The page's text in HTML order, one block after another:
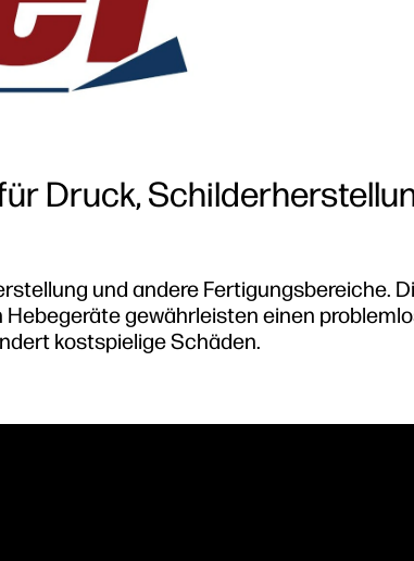
Druck,
und andere Fertigungsbereiche.
gewährleisten einen
kostspielige Schäden.